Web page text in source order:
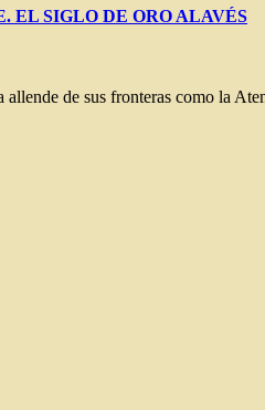
EL SIGLO DE ORO ALAVÉS
de sus fronteras como la